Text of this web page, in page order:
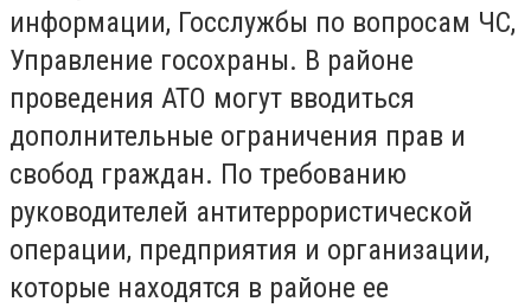
информации, Госслужбы по вопросам ЧС,
Управление госохраны. В районе
проведения АТО могут вводиться
дополнительные ограничения прав и
свобод граждан. По требованию
руководителей антитеррористической
операции, предприятия и организации,
которые находятся в районе ее